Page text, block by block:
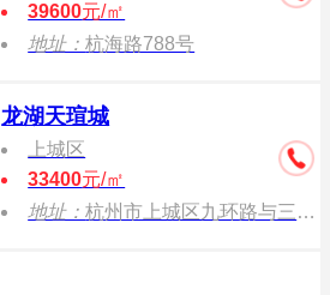
39600元/㎡
地址：杭海路788号
龙湖天瑄城
上城区
33400元/㎡
地址：杭州市上城区九环路与三胜街交叉口南侧